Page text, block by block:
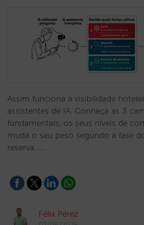
Assim funciona a visibilidade
assistentes de IA. Conheça as 3
fundamentais, os seus níveis de
muda o seu peso segundo a fase
reserva. …
Félix Pérez